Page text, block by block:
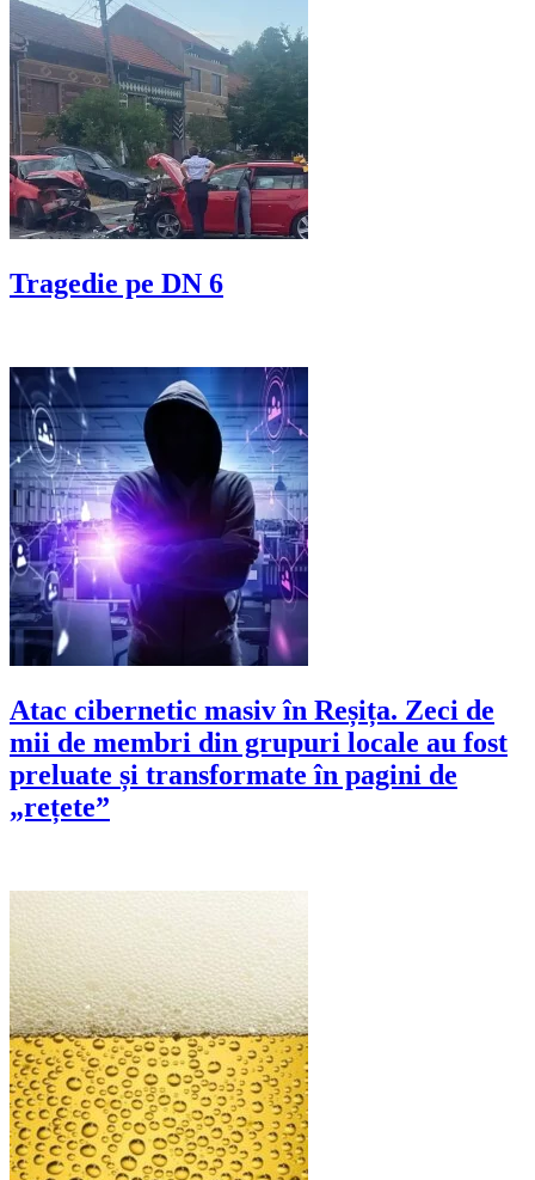
Tragedie pe DN 6
Atac cibernetic masiv în Reșița. Zeci de
mii de membri din grupuri locale au fost
preluate și transformate în pagini de
„rețete”